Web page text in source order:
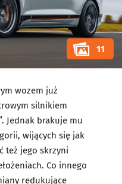
11
wozem już
silnikiem
Jednak brakuje mu
wijących się jak
też jego skrzyni
Co innego
redukujące